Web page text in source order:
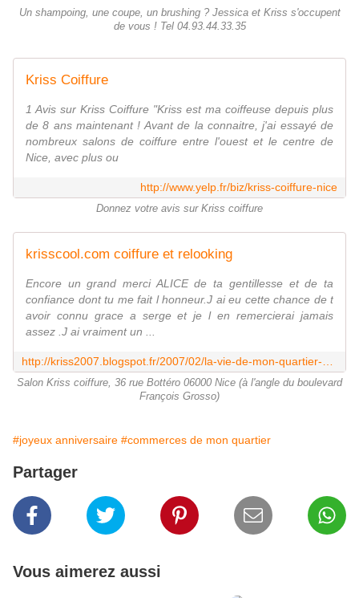
Un shampoing, une coupe, un brushing ? Jessica et Kriss s'occupent
de vous ! Tel 04.93.44.33.35
Kriss Coiffure
1 Avis sur Kriss Coiffure "Kriss est ma coiffeuse depuis plus
de 8 ans maintenant ! Avant de la connaitre, j'ai essayé de
nombreux salons de coiffure entre l'ouest et le centre de
Nice, avec plus ou
http://www.yelp.fr/biz/kriss-coiffure-nice
Donnez votre avis sur Kriss coiffure
krisscool.com coiffure et relooking
Encore un grand merci ALICE de ta gentillesse et de ta
confiance dont tu me fait l honneur.J ai eu cette chance de t
avoir connu grace a serge et je l en remercierai jamais
assez .J ai vraiment un ...
Salon Kriss coiffure, 36 rue Bottéro 06000 Nice (à l'angle du boulevard
François Grosso)
#joyeux anniversaire #commerces de mon quartier
Partager
Vous aimerez aussi